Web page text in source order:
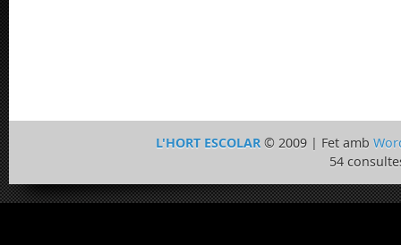
L'HORT ESCOLAR© 2009 | Fet amb
54